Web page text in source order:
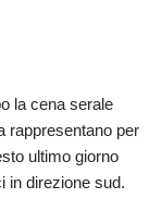
la cena serale
rappresentano per
ultimo giorno
in direzione sud.